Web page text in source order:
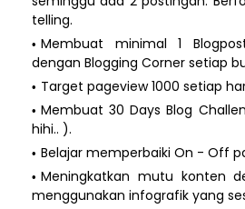
telling.
Membuat minimal 1
dengan Blogging Corner setiap
Target pageview 1000 setiap
Membuat 30 Days Blog
hihi.. ).
Belajar memperbaiki On - Off
Meningkatkan mutu konten
menggunakan infografik yang